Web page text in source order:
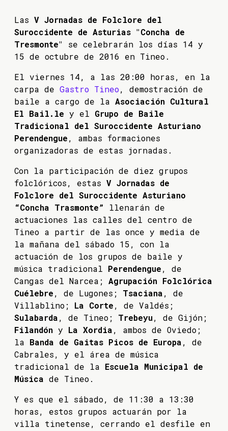
Las V Jornadas de Folclore del
Suroccidente de Asturias "Concha de
Tresmonte"
se celebrarán los días 14 y
15 de octubre de 2016 en Tineo.
El viernes 14, a las 20:00 horas, en la
carpa de Gastro Tineo, demostración de
baile a cargo de la Asociación Cultural
El Bail.le y el Grupo de Baile
Tradicional del Suroccidente Asturiano
Perendengue, ambas formaciones
organizadoras de estas jornadas.
Con la participación de diez grupos
folclóricos, estas V Jornadas de
Folclore del Suroccidente Asturiano
“Concha Trasmonte” llenarán de
actuaciones las calles del centro de
Tineo a partir de las once y media de
la mañana del sábado 15, con la
actuación de los grupos de baile y
música tradicional Perendengue, de
Cangas del Narcea; Agrupación Folclórica
Cuélebre, de Lugones; Tsaciana, de
Villablino; La Corte, de Valdés;
Sulabarda, de Tineo; Trebeyu, de Gijón;
Filandón y La Xordia, ambos de Oviedo;
la Banda de Gaitas Picos de Europa, de
Cabrales, y el área de música
tradicional de la Escuela Municipal de
Música de Tineo.
Y es que el sábado, de 11:30 a 13:30
horas, estos grupos actuarán por la
villa tinetense, cerrando el desfile en